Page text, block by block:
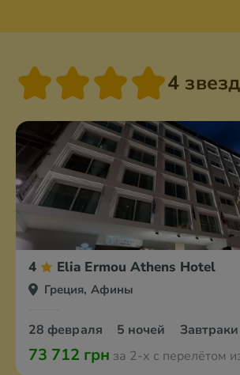
4
4 Elia Ermou Athens Hotel
Греция, Афины
28 февраля 5 ночей Завтраки
73 712 грн за 2-х с перелётом